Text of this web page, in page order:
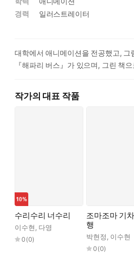
경력
일러스트레이터
대학에서 애니메이션을 전공했고,
『해파리 버스』가 있으며, 그린 책
작가의 대표 작품
수리수리 너수리
이수현, 다영
0(0)
조마조마 기
행
박현정, 이수현
0(0)